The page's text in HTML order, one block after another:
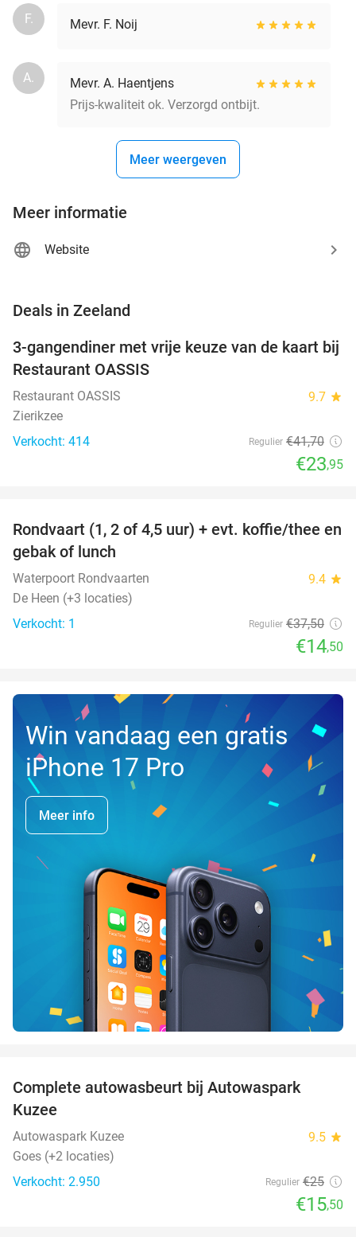
F. Mevr. F. Noij
A.
Mevr. A. Haentjens
Prijs-kwaliteit ok. Verzorgd ontbijt.
Meer weergeven
Meer informatie
Website
Deals in Zeeland
43%
3-gangendiner met vrije keuze van de kaart bij
Restaurant OASSIS
Restaurant OASSIS 9.7 star
Zierikzee
Verkocht: 414
Regulier €41,70
€23,95
61%
TODAY
Rondvaart (1, 2 of 4,5 uur) + evt. koffie/thee en
gebak of lunch
Waterpoort Rondvaarten 9.4 star
De Heen (+3 locaties)
Verkocht: 1
Regulier €37,50
€14,50
Win vandaag een gratis
iPhone 17 Pro
Meer info
Complete autowasbeurt bij Autowaspark
Kuzee
Autowaspark Kuzee 9.5 star
Goes (+2 locaties)
Verkocht: 2.950
Regulier €25
€15,50